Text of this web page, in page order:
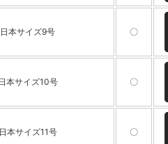
日本サイズ9号 〇
日本サイズ10号 〇
日本サイズ11号 〇